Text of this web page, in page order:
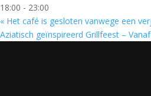
18:00 - 23:00
« Het café is gesloten vanwege een
Aziatisch geïnspireerd Grillfeest –